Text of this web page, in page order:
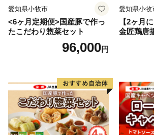
愛知県小牧市
<6ヶ月定期便>国産豚で作っ
たこだわり惣菜セット
96,000円
愛知県小牧
【2ヶ月
金匠鶏